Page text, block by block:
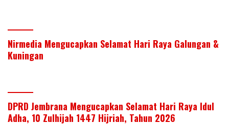
Nirmedia Mengucapkan Selamat Hari Raya Galungan &
Kuningan
DPRD Jembrana Mengucapkan Selamat Hari Raya Idul
Adha, 10 Zulhijah 1447 Hijriah, Tahun 2026